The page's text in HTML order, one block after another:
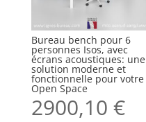
Bureau bench pour 6
personnes Isos, avec
écrans acoustiques: une
solution moderne et
fonctionnelle pour votre
Open Space
2900,10 €